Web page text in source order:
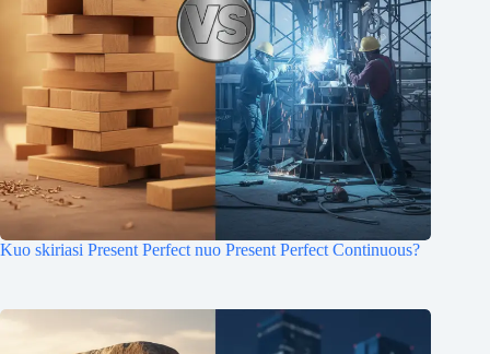
Kuo skiriasi Present Perfect nuo Present Perfect Continuous?